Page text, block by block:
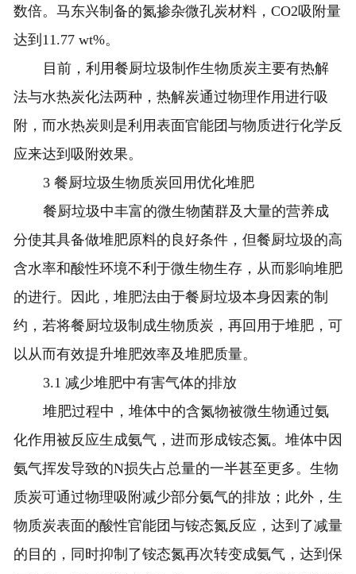
数倍。马东兴制备的氮掺杂微孔炭材料，CO2吸附量
达到11.77 wt%。
目前，利用餐厨垃圾制作生物质炭主要有热解
法与水热炭化法两种，热解炭通过物理作用进行吸
附，而水热炭则是利用表面官能团与物质进行化学反
应来达到吸附效果。
3 餐厨垃圾生物质炭回用优化堆肥
餐厨垃圾中丰富的微生物菌群及大量的营养成
分使其具备做堆肥原料的良好条件，但餐厨垃圾的高
含水率和酸性环境不利于微生物生存，从而影响堆肥
的进行。因此，堆肥法由于餐厨垃圾本身因素的制
约，若将餐厨垃圾制成生物质炭，再回用于堆肥，可
以从而有效提升堆肥效率及堆肥质量。
3.1 减少堆肥中有害气体的排放
堆肥过程中，堆体中的含氮物被微生物通过氨
化作用被反应生成氨气，进而形成铵态氮。堆体中因
氨气挥发导致的N损失占总量的一半甚至更多。生物
质炭可通过物理吸附减少部分氨气的排放；此外，生
物质炭表面的酸性官能团与铵态氮反应，达到了减量
的目的，同时抑制了铵态氮再次转变成氨气，达到保